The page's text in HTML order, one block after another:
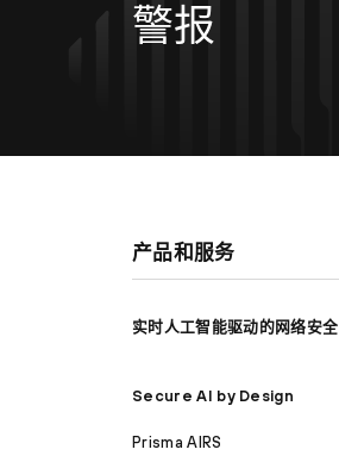
警报
产品和服务
实时人工智能驱动的网络安全
Secure AI by Design
Prisma AIRS